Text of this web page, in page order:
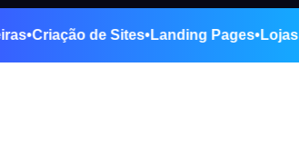
Fruteiras•Criação de Sites•Landing Pages•